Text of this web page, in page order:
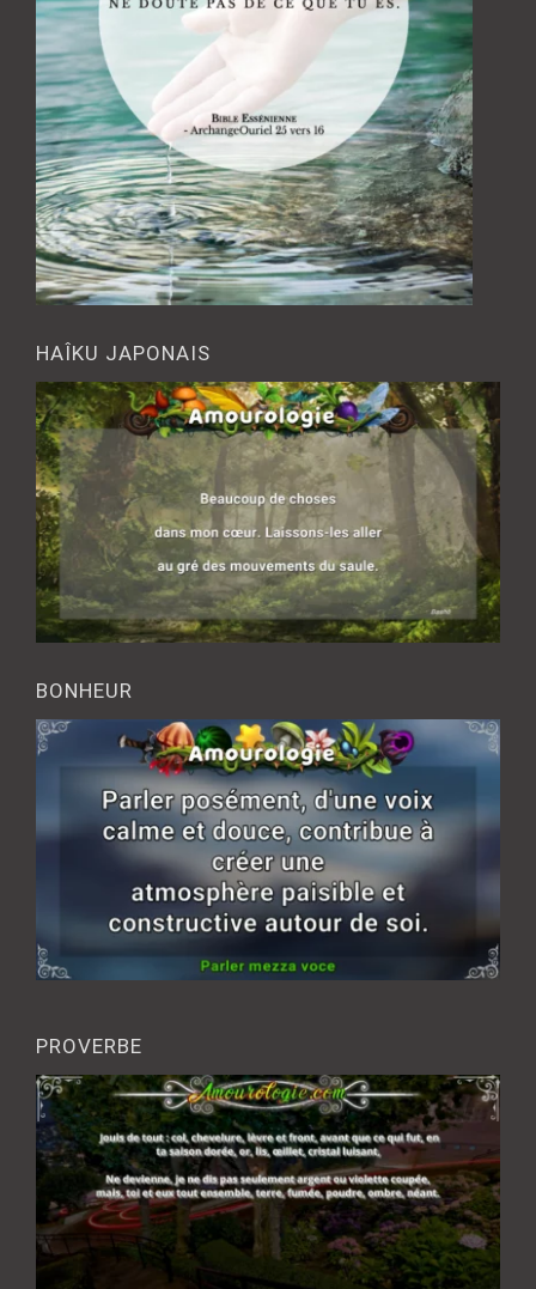
HAÎKU JAPONAIS
BONHEUR
PROVERBE